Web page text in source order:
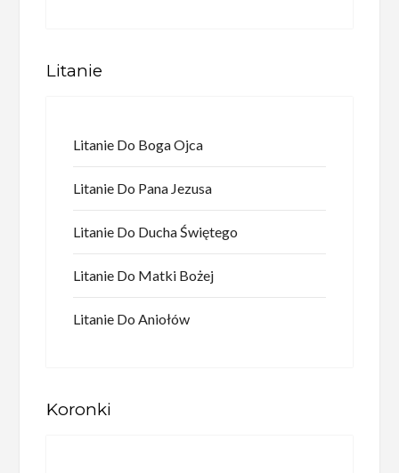
Litanie
Litanie Do Boga Ojca
Litanie Do Pana Jezusa
Litanie Do Ducha Świętego
Litanie Do Matki Bożej
Litanie Do Aniołów
Koronki